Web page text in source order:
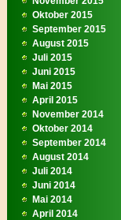
Oktober 2015
September 2015
August 2015
Juli 2015
Juni 2015
Mai 2015
April 2015
November 2014
Oktober 2014
September 2014
August 2014
Juli 2014
Juni 2014
Mai 2014
April 2014